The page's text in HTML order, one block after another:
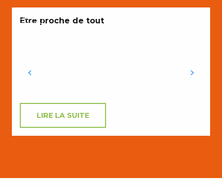
ENVIES
Etre proche de tout
LIRE LA SUITE